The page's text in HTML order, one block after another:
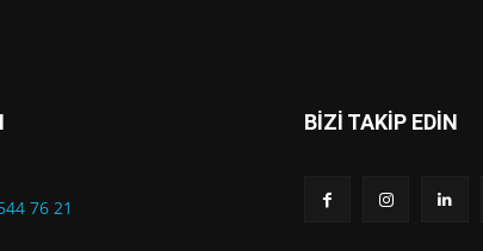
76 21
BİZİ TAKİP EDİN